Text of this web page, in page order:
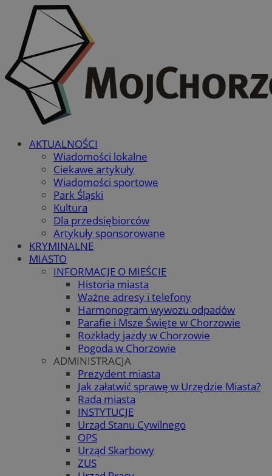
AKTUALNOŚCI
Wiadomości lokalne
Ciekawe artykuły
Wiadomości sportowe
Park Śląski
Kultura
Dla przedsiębiorców
Artykuły sponsorowane
KRYMINALNE
MIASTO
INFORMACJE O MIEŚCIE
Historia miasta
Ważne adresy i telefony
Harmonogram wywozu odpadów
Parafie i Msze Święte w Chorzowie
Rozkłady jazdy w Chorzowie
Pogoda w Chorzowie
ADMINISTRACJA
Prezydent miasta
Jak załatwić sprawę w Urzędzie Miasta?
Rada miasta
INSTYTUCJE
Urząd Stanu Cywilnego
OPS
Urząd Skarbowy
ZUS